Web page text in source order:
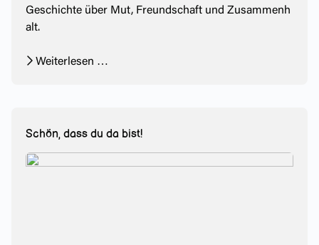
Geschichte über Mut, Freundschaft und Zusammenh
alt.
Weiterlesen …
Schön, dass du da bist!